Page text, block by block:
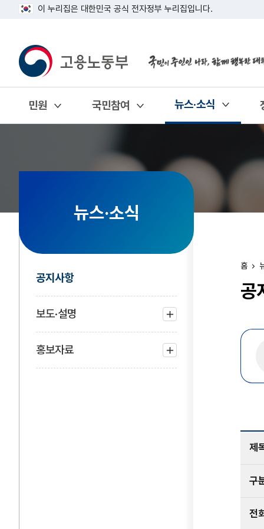
이 누리집은 대한민국 공식 전자정부 누리집입니다.
민원
열기
국민참여
열기
뉴스·소식
열기
뉴스·소식
공지사항
보도·설명
하위
메뉴
열기
홍보자료
하위
공
홈
제
구
전